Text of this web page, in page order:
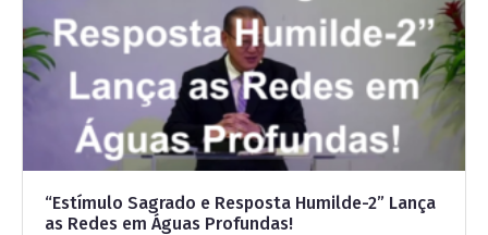
“Estímulo Sagrado e Resposta Humilde-2” Lança
as Redes em Águas Profundas!